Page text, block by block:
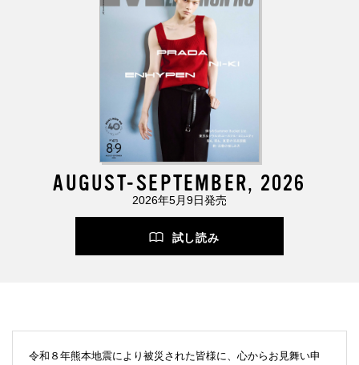
AUGUST-SEPTEMBER, 2026
2026年5月9日発売
試し読み
令和８年熊本地震により被災された皆様に、心からお見舞い申